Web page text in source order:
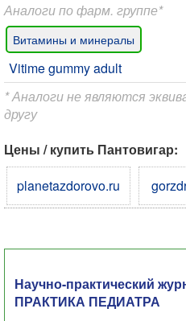
Аналоги по фарм. группе*
Витамины и минералы
Vitime gummy adult
* Аналоги не являются
другу
Цены / купить Пантовигар:
planetazdorovo.ru
Научно-практический
ПРАКТИКА ПЕДИАТРА